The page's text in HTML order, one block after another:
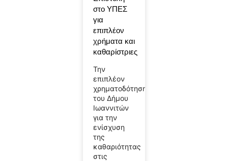
στο ΥΠΕΣ
για
επιπλέον
χρήματα και
καθαρίστριες
Την
επιπλέον
χρηματοδότηση
του Δήμου
Ιωαννιτών
για την
ενίσχυση
της
καθαριότητας
στις